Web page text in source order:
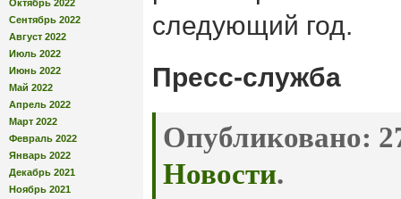
Октябрь 2022
Сентябрь 2022
Август 2022
Июль 2022
Июнь 2022
Май 2022
Апрель 2022
Март 2022
Февраль 2022
Январь 2022
Декабрь 2021
Ноябрь 2021
следующий год.
Пресс-служба
Опубликовано:
Новости.